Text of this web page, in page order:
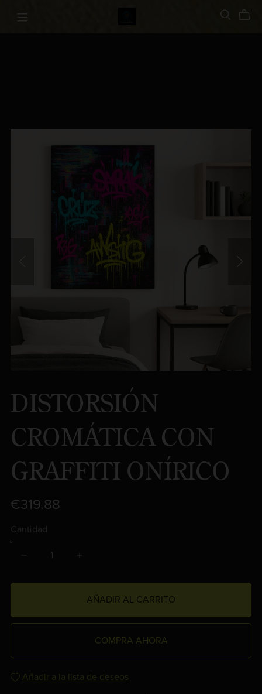
DISTORSIÓN
CROMÁTICA CON
GRAFFITI ONÍRICO
€319.88
Cantidad
AÑADIR AL CARRITO
COMPRA AHORA
Añadir a la lista de deseos